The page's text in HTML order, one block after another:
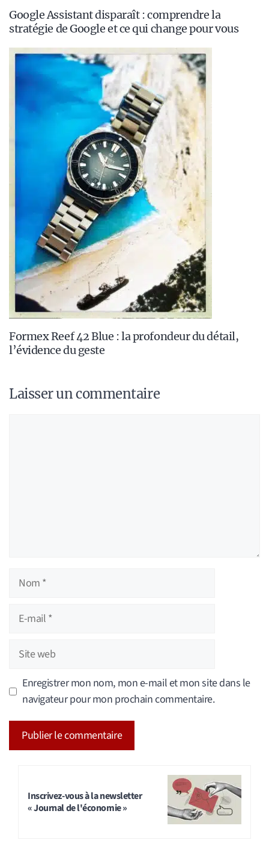
Google Assistant disparaît : comprendre la
stratégie de Google et ce qui change pour vous
Formex Reef 42 Blue : la profondeur du détail,
l’évidence du geste
Laisser un commentaire
Nom
Site
web
Enregistrer mon nom, mon e-mail et mon site dans le
navigateur pour mon prochain commentaire.
Inscrivez-vous à la newsletter
« Journal de l'économie »